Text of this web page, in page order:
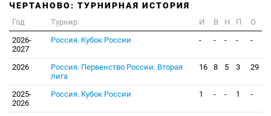
ЧЕРТАНОВО: ТУРНИРНАЯ ИСТОРИЯ
Год Турнир И В Н П
О
2026-
2027
Россия. Кубок России - - - - -
2026
Россия. Первенство России. Вторая
лига
16 8 5 3 29
2025-
2026
Россия. Кубок России 1 - - 1 -